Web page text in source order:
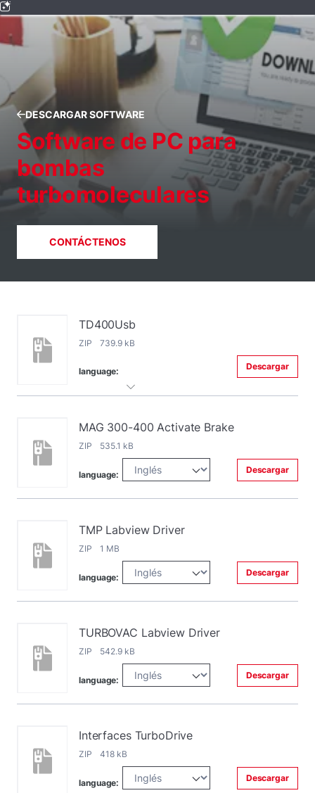
DESCARGAR SOFTWARE
Software de PC para
bombas
turbomoleculares
CONTÁCTENOS
TD400Usb
ZIP 739.9 kB
language: Descargar
MAG 300-400 Activate Brake
ZIP 535.1 kB
language: Descargar
TMP Labview Driver
ZIP 1 MB
language: Descargar
TURBOVAC Labview Driver
ZIP 542.9 kB
language: Descargar
Interfaces TurboDrive
ZIP 418 kB
language: Descargar